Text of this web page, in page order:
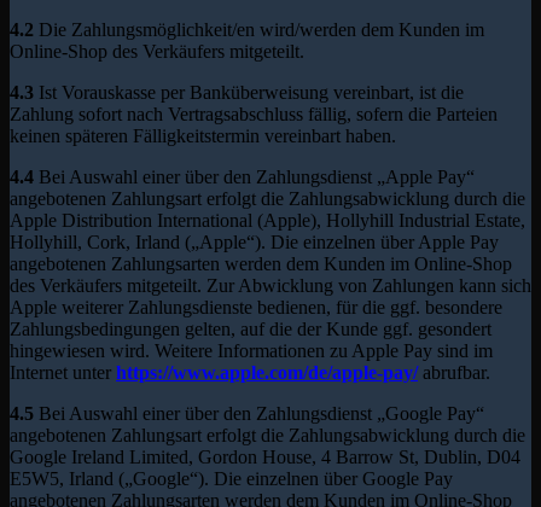
4.2 Die Zahlungsmöglichkeit/en wird/werden dem Kunden im
Online-Shop des Verkäufers mitgeteilt.
4.3 Ist Vorauskasse per Banküberweisung vereinbart, ist die
Zahlung sofort nach Vertragsabschluss fällig, sofern die Parteien
keinen späteren Fälligkeitstermin vereinbart haben.
4.4 Bei Auswahl einer über den Zahlungsdienst „Apple Pay“
angebotenen Zahlungsart erfolgt die Zahlungsabwicklung durch die
Apple Distribution International (Apple), Hollyhill Industrial Estate,
Hollyhill, Cork, Irland („Apple“). Die einzelnen über Apple Pay
angebotenen Zahlungsarten werden dem Kunden im Online-Shop
des Verkäufers mitgeteilt. Zur Abwicklung von Zahlungen kann sich
Apple weiterer Zahlungsdienste bedienen, für die ggf. besondere
Zahlungsbedingungen gelten, auf die der Kunde ggf. gesondert
hingewiesen wird. Weitere Informationen zu Apple Pay sind im
Internet unter https://www.apple.com/de/apple-pay/abrufbar.
4.5 Bei Auswahl einer über den Zahlungsdienst „Google Pay“
angebotenen Zahlungsart erfolgt die Zahlungsabwicklung durch die
Google Ireland Limited, Gordon House, 4 Barrow St, Dublin, D04
E5W5, Irland („Google“). Die einzelnen über Google Pay
angebotenen Zahlungsarten werden dem Kunden im Online-Shop